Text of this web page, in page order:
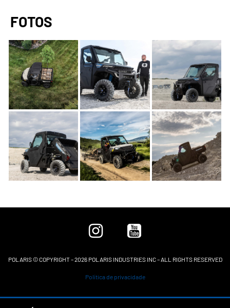
FOTOS
POLARIS © COPYRIGHT – 2026 POLARIS INDUSTRIES INC – ALL RIGHTS RESERVED
Política de privacidade